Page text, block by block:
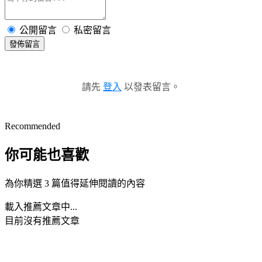
公開留言 私密留言
發佈留言
請先 登入 以發表留言。
Recommended
你可能也喜歡
為你精選 3 篇值得延伸閱讀的內容
載入推薦文章中...
目前沒有推薦文章